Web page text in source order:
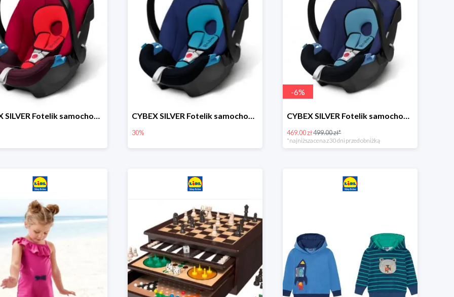
CYBEX SILVER Fotelik samochodowy CYBEX SILVER Fotelik samochodowy -30%
30%
-6%
CYBEX SILVER Fotelik samochodowy + dostawa gratis!
469.00 zł499.00 zł*
*najniższa cena z 30 dni przed obniżką